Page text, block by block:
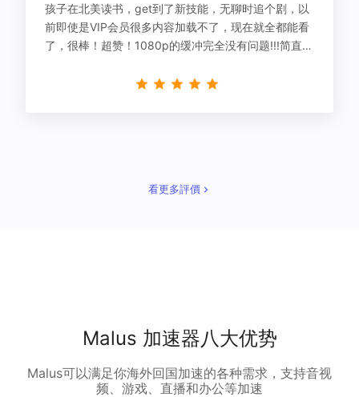
孩子在北美读书，get到了新技能，无聊时追个剧，以
前即使是VIP会员很多内容加载不了，现在就全都能看
了，很棒！超赞！1080p的缓冲完全没有问题!!!简直救
看更多評價
Malus 加速器八大优势
Malus可以满足你海外回国加速的各种需求，支持音视
频、游戏、直播和办公等加速